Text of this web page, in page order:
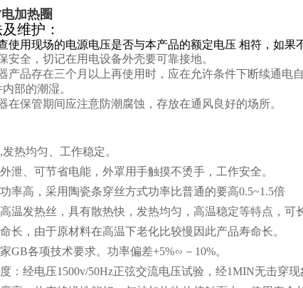
加热圈
维护：
使用现场的电源电压是否与本产品的额定电压 相符，如果
安全，切记在用电设备外壳要可靠接地。
产品存在三个月以上再使用时，应在允许条件下断续通电
部的潮湿。
在保管期间应注意防潮腐蚀，存放在通风良好的场所。
热均匀、工作稳定。
泄、可节省电能，外罩用手触摸不烫手，工作安全。
率高，采用陶瓷条穿丝方式功率比普通的要高0.5~1.5倍
温发热丝，具有散热快，发热均匀，高温稳定等特点，可
长，由于原材料在高温下老化比较慢因此产品寿命长。
GB各项技术要求。功率偏差+5%∽－10%。
：经电压1500v/50Hz正弦交流电压试验，经1MIN无击穿现